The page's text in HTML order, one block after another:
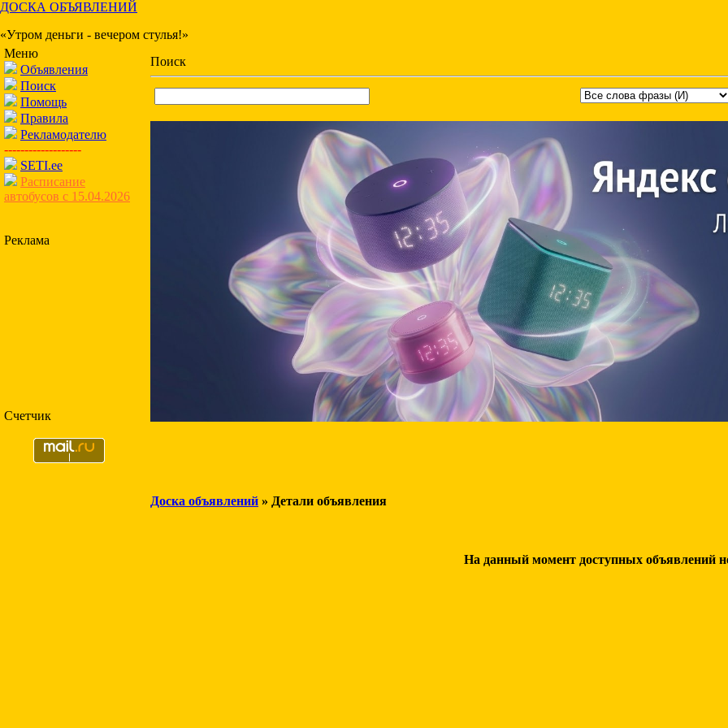
ДОСКА ОБЪЯВЛЕНИЙ
«Утром деньги - вечером стулья!»
Меню
Объявления
Поиск
Помощь
Правила
Рекламодателю
-------------------
SETI.ee
Расписание
автобусов с 15.04.2026
Реклама
Счетчик
Поиск
Доска объявлений » Детали объявления
На данный момент доступных объявлений